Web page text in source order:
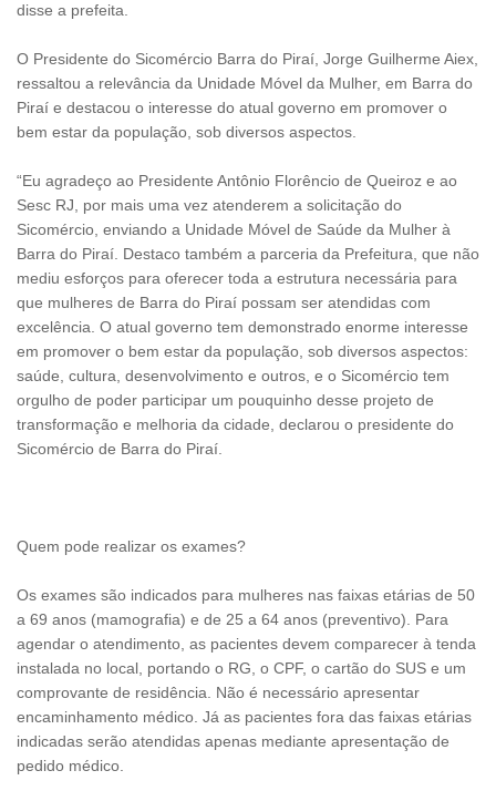
disse a prefeita.
O Presidente do Sicomércio Barra do Piraí, Jorge Guilherme Aiex,
ressaltou a relevância da Unidade Móvel da Mulher, em Barra do
Piraí e destacou o interesse do atual governo em promover o
bem estar da população, sob diversos aspectos.
“Eu agradeço ao Presidente Antônio Florêncio de Queiroz e ao
Sesc RJ, por mais uma vez atenderem a solicitação do
Sicomércio, enviando a Unidade Móvel de Saúde da Mulher à
Barra do Piraí. Destaco também a parceria da Prefeitura, que não
mediu esforços para oferecer toda a estrutura necessária para
que mulheres de Barra do Piraí possam ser atendidas com
excelência. O atual governo tem demonstrado enorme interesse
em promover o bem estar da população, sob diversos aspectos:
saúde, cultura, desenvolvimento e outros, e o Sicomércio tem
orgulho de poder participar um pouquinho desse projeto de
transformação e melhoria da cidade, declarou o presidente do
Sicomércio de Barra do Piraí.
Quem pode realizar os exames?
Os exames são indicados para mulheres nas faixas etárias de 50
a 69 anos (mamografia) e de 25 a 64 anos (preventivo). Para
agendar o atendimento, as pacientes devem comparecer à tenda
instalada no local, portando o RG, o CPF, o cartão do SUS e um
comprovante de residência. Não é necessário apresentar
encaminhamento médico. Já as pacientes fora das faixas etárias
indicadas serão atendidas apenas mediante apresentação de
pedido médico.